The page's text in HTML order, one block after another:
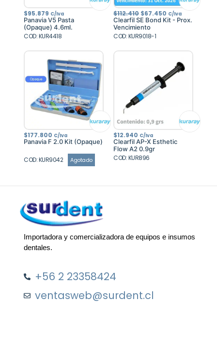
$95.879 C/Iva
Panavia V5 Pasta
(Opaque) 4.6ml.
COD: KUR4418
$112.410 El
precio
original
era:
$112.410.
$67.450 El
precio
actual
C/Iva
Clearfil SE Bond Kit - Prox.
Vencimiento
COD: KUR9018-1
$177.800 C/Iva
Panavia F 2.0 Kit (Opaque)
COD: KUR9042 Agotado
$12.940 C/Iva
Clearfil AP-X Esthetic
Flow A2 0.9gr
COD: KUR896
Importadora y comercializadora de equipos e insumos
dentales.
+56 2 23358424
ventasweb@surdent.cl